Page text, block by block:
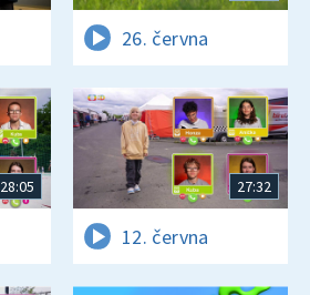
26. června
28:05 27:32
12. června